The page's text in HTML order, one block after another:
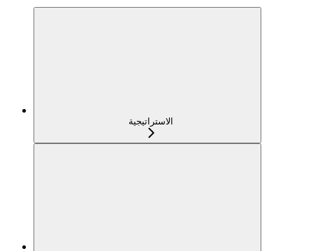
الاستراتيجية